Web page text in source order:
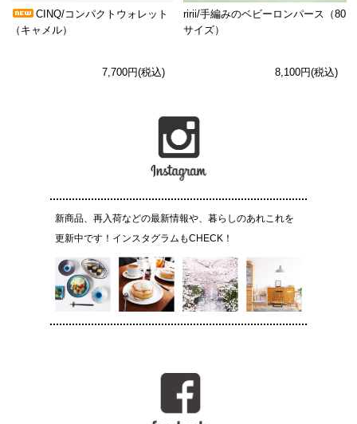
CINQ/コンパクトウォレット
（キャメル）
7,700円(税込)
ririi/手編みのベビーロンパース（80
サイズ）
8,100円(税込)
新商品、再入荷などの最新情報や、暮らしのあれこれを
更新中です！インスタグラムもCHECK！